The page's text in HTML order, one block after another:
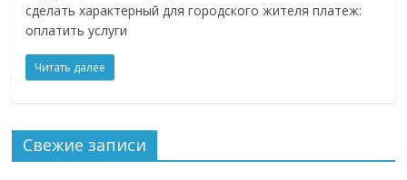
сделать характерный для городского жителя платеж:
оплатить услуги
Читать далее
Свежие записи